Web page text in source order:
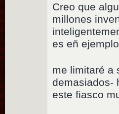
Creo que
millones
es eñ
me limitaré a
demasiados-
este fiasco